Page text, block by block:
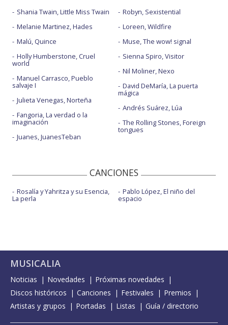
Shania Twain, Little Miss Twain
Melanie Martinez, Hades
Malú, Quince
Holly Humberstone, Cruel
world
Manuel Carrasco, Pueblo
salvaje I
Julieta Venegas, Norteña
Fangoria, La verdad o la
imaginación
Juanes, JuanesTeban
Robyn, Sexistential
Loreen, Wildfire
Muse, The wow! signal
Sienna Spiro, Visitor
Nil Moliner, Nexo
David DeMaría, La puerta
mágica
Andrés Suárez, Lúa
The Rolling Stones, Foreign
tongues
CANCIONES
Rosalía y Yahritza y su Esencia,
La perla
Pablo López, El niño del
espacio
MUSICALIA
Noticias Novedades
Próximas novedades
Discos históricos
Canciones Festivales
Premios
Artistas y grupos
Portadas Listas Guía / directorio